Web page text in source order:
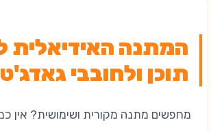
המתנה האידיאלית
תוכן ולחובבי
מחפשים מתנה מקורית ושימושית? אין